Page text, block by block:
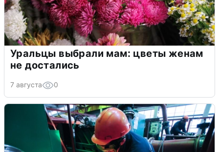
Уральцы выбрали мам: цветы женам
не достались
7 августа 0